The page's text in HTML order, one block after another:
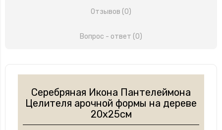
Отзывов (0)
Вопрос - ответ (0)
Серебряная Икона Пантелеймона
Целителя арочной формы на дереве
20х25см